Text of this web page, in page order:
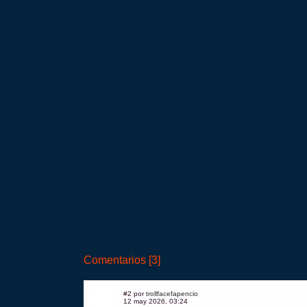
Comentarios [3]
#2 portrollfacefapencio
12 may 2026, 03:24